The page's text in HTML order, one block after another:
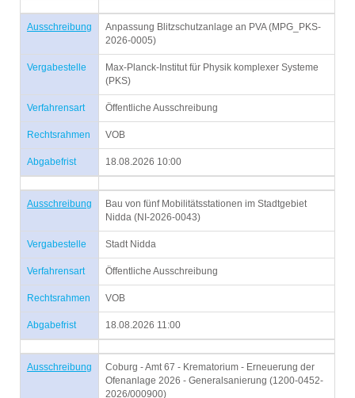
Ausschreibung
Anpassung Blitzschutzanlage an PVA (MPG_PKS-
2026-0005)
Vergabestelle
Max-Planck-Institut für Physik komplexer Systeme
(PKS)
Verfahrensart Öffentliche Ausschreibung
Rechtsrahmen VOB
Abgabefrist 18.08.2026 10:00
Ausschreibung
Bau von fünf Mobilitätsstationen im Stadtgebiet
Nidda (NI-2026-0043)
Vergabestelle Stadt Nidda
Verfahrensart Öffentliche Ausschreibung
Rechtsrahmen VOB
Abgabefrist 18.08.2026 11:00
Ausschreibung
Coburg - Amt 67 - Krematorium - Erneuerung der
Ofenanlage 2026 - Generalsanierung (1200-0452-
2026/000900)